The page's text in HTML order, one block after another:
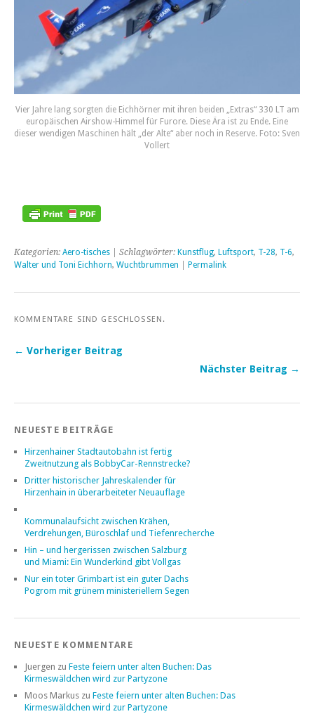
Vier Jahre lang sorgten die Eichhörner mit ihren beiden „Extras“ 330 LT am
europäischen Airshow-Himmel für Furore. Diese Ära ist zu Ende. Eine
dieser wendigen Maschinen hält „der Alte“ aber noch in Reserve. Foto: Sven
Vollert
Kategorien: Aero-tisches | Schlagwörter: Kunstflug, Luftsport, T-28, T-6,
Walter und Toni Eichhorn, Wuchtbrummen Permalink
KOMMENTARE SIND GESCHLOSSEN.
← Vorheriger Beitrag
Nächster Beitrag →
NEUESTE BEITRÄGE
Hirzenhainer Stadtautobahn ist fertig
Zweitnutzung als BobbyCar-Rennstrecke?
Dritter historischer Jahreskalender für
Hirzenhain in überarbeiteter Neuauflage
Kommunalaufsicht zwischen Krähen,
Verdrehungen, Büroschlaf und Tiefenrecherche
Hin – und hergerissen zwischen Salzburg
und Miami: Ein Wunderkind gibt Vollgas
Nur ein toter Grimbart ist ein guter Dachs
Pogrom mit grünem ministeriellem Segen
NEUESTE KOMMENTARE
Juergen zu Feste feiern unter alten Buchen: Das
Kirmeswäldchen wird zur Partyzone
Moos Markus zu Feste feiern unter alten Buchen: Das
Kirmeswäldchen wird zur Partyzone